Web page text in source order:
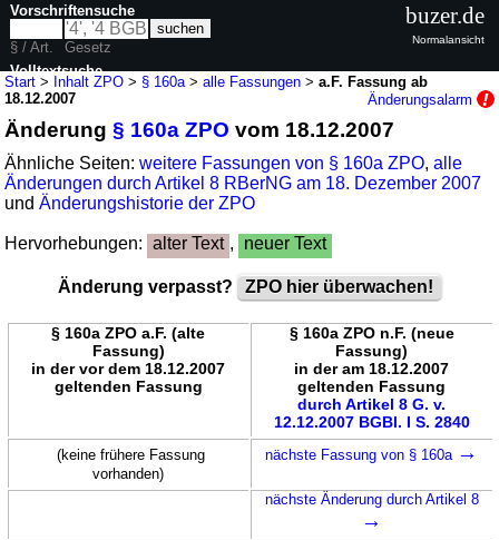
Start > Inhalt ZPO > § 160a >alle Fassungen >a.F. Fassung ab
18.12.2007
Änderungsalarm
Änderung§ 160a ZPO vom 18.12.2007
Ähnliche Seiten:weitere Fassungen von § 160a ZPO,alle
Änderungen durch Artikel 8 RBerNG am 18. Dezember 2007
undÄnderungshistorie der ZPO
Hervorhebungen: alter Text , neuer Text
Änderung verpasst? ZPO hier überwachen!
§ 160a ZPO a.F. (alte
Fassung)
in der vor dem 18.12.2007
geltenden Fassung
§ 160a ZPO n.F. (neue
Fassung)
in der am 18.12.2007
geltenden Fassung
durch Artikel 8 G. v.
12.12.2007 BGBl. I S. 2840
(keine frühere Fassung
vorhanden)
nächste Fassung von § 160a →
nächste Änderung durch Artikel 8
→
Vorschriftensuche
§ / Art.
Gesetz
Volltextsuche
buzer.de
Normalansicht